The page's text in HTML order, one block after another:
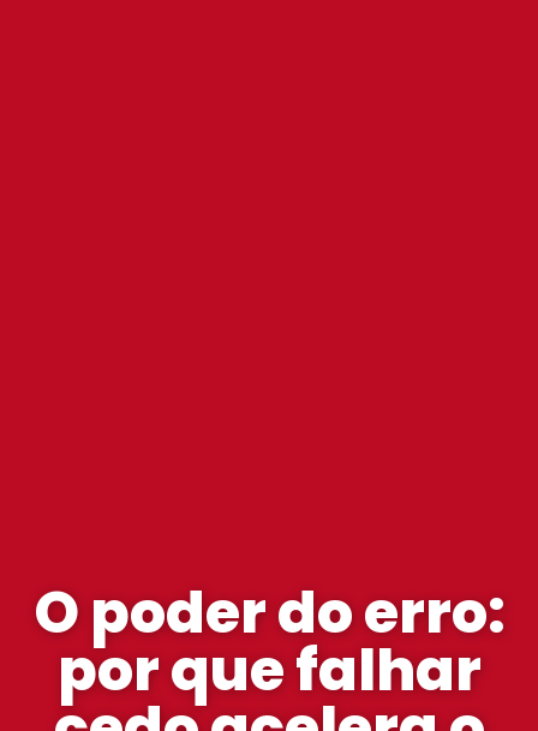
O poder do erro:
por que falhar